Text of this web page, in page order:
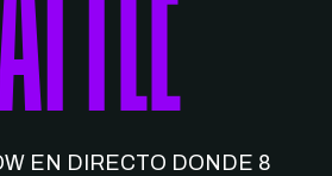
EN DIRECTO DONDE 8